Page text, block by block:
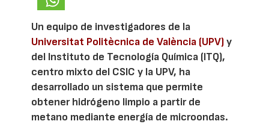
Un equipo de investigadores de la
Universitat Politècnica de València (UPV)y
del Instituto de Tecnología Química (ITQ),
centro mixto del CSIC y la UPV, ha
desarrollado un sistema que permite
obtener hidrógeno limpio a partir de
metano mediante energía de microondas.